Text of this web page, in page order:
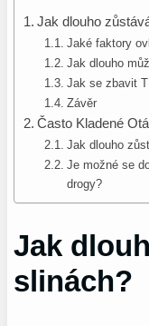
Jak dlouho
Jaké faktory
Jak dlouho
Jak se zbavit
Závěr
Často Kladené
Jak dlouho
Je možné se
drogy?
Jak
slinách?